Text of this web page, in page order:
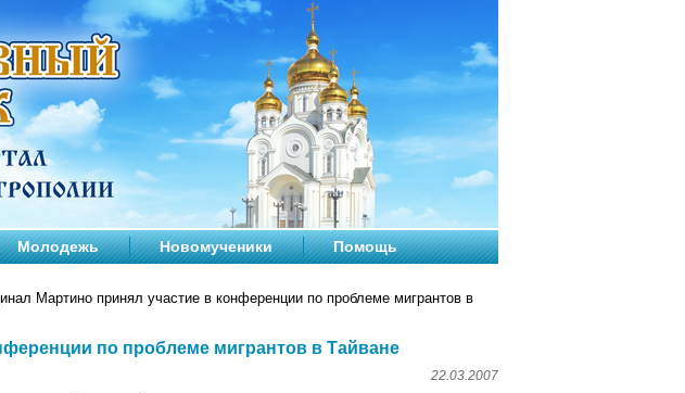
Молодежь Новомученики Помощь
Мартино принял участие в конференции по проблеме мигрантов в
по проблеме мигрантов в Тайване
22.03.2007